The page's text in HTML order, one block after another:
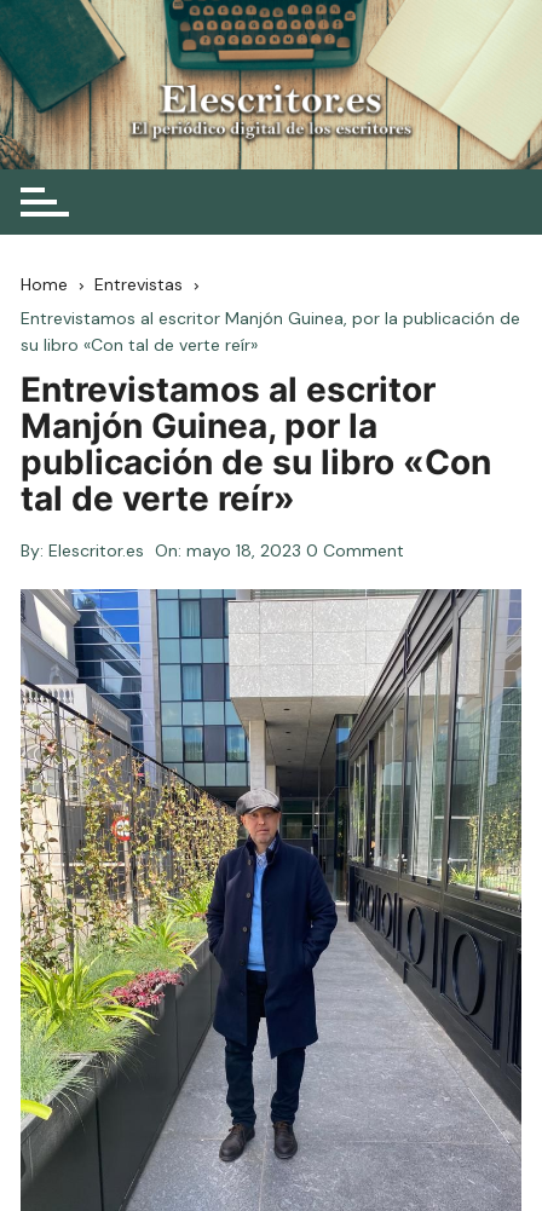
Skip
to
content
Elescritor.es
El periódico digital de los escritores
Home
Entrevistas
Entrevistamos al escritor Manjón Guinea, por la publicación de
su libro «Con tal de verte reír»
Entrevistamos al escritor
Manjón Guinea, por la
publicación de su libro «Con
tal de verte reír»
By: Elescritor.es On:mayo 18, 2023 0 Comment